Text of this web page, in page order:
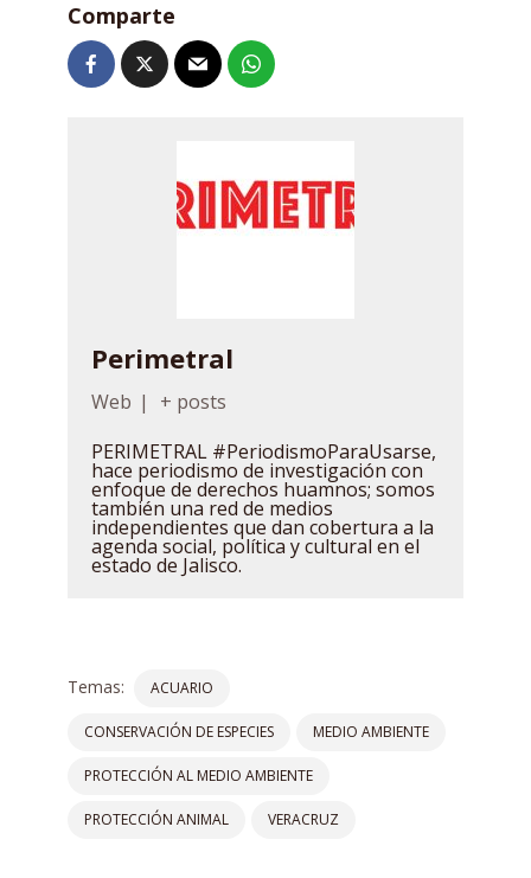
Comparte
Perimetral
Web |
+ posts
PERIMETRAL #PeriodismoParaUsarse,
hace periodismo de investigación con
enfoque de derechos huamnos; somos
también una red de medios
independientes que dan cobertura a la
agenda social, política y cultural en el
estado de Jalisco.
Temas: ACUARIO
CONSERVACIÓN DE ESPECIES MEDIO AMBIENTE
PROTECCIÓN AL MEDIO AMBIENTE
PROTECCIÓN ANIMAL VERACRUZ